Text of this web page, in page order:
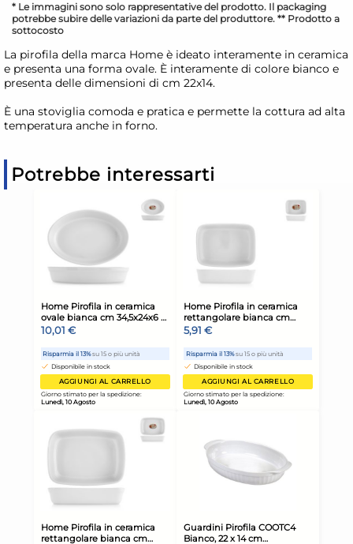
* Le immagini sono solo rappresentative del prodotto. Il packaging
potrebbe subire delle variazioni da parte del produttore. ** Prodotto a
sottocosto
La pirofila della marca Home è ideato interamente in ceramica
e presenta una forma ovale. È interamente di colore bianco e
presenta delle dimensioni di cm 22x14.
È una stoviglia comoda e pratica e permette la cottura ad alta
temperatura anche in forno.
Potrebbe interessarti